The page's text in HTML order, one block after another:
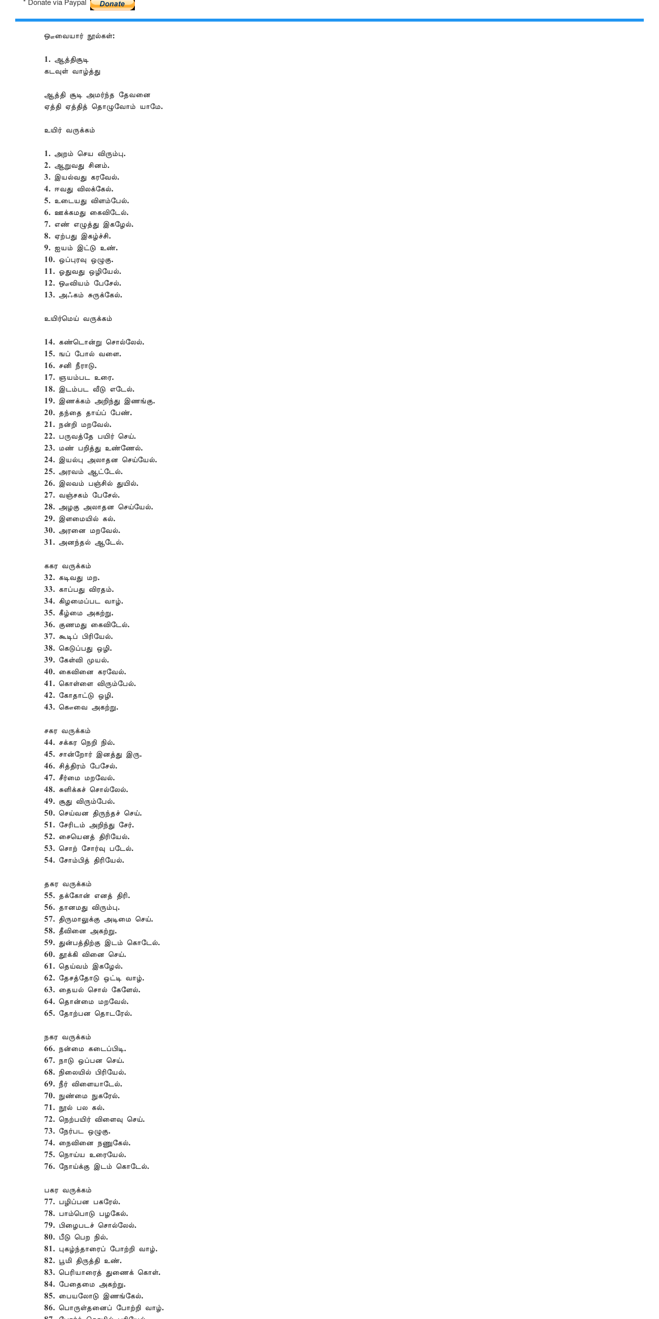
ஔவையார் நூல்கள்:
1. ஆத்திசூடி
கடவுள் வாழ்த்து
ஆத்தி சூடி அமர்ந்த தேவனை
ஏத்தி ஏத்தித் தொழுவோம் யாமே.
உயிர் வருக்கம்
1. அறம் செய விரும்பு.
2. ஆறுவது சினம்.
3. இயல்வது கரவேல்.
4. ஈவது விலக்கேல்.
5. உடையது விளம்பேல்.
6. ஊக்கமது கைவிடேல்.
7. எண் எழுத்து இகழேல்.
8. ஏற்பது இகழ்ச்சி.
9. ஐயம் இட்டு உண்.
10. ஒப்புரவு ஒழுகு.
11. ஓதுவது ஒழியேல்.
12. ஔவியம் பேசேல்.
13. அஃகம் சுருக்கேல்.
உயிர்மெய் வருக்கம்
14. கண்டொன்று சொல்லேல்.
15. ஙப் போல் வளை.
16. சனி நீராடு.
17. ஞயம்பட உரை.
18. இடம்பட வீடு எடேல்.
19. இணக்கம் அறிந்து இணங்கு.
20. தந்தை தாய்ப் பேண்.
21. நன்றி மறவேல்.
22. பருவத்தே பயிர் செய்.
23. மண் பறித்து உண்ணேல்.
24. இயல்பு அலாதன செய்யேல்.
25. அரவம் ஆட்டேல்.
26. இலவம் பஞ்சில் துயில்.
27. வஞ்சகம் பேசேல்.
28. அழகு அலாதன செய்யேல்.
29. இளமையில் கல்.
30. அரனை மறவேல்.
31. அனந்தல் ஆடேல்.
ககர வருக்கம்
32. கடிவது மற.
33. காப்பது விரதம்.
34. கிழமைப்பட வாழ்.
35. கீழ்மை அகற்று.
36. குணமது கைவிடேல்.
37. கூடிப் பிரியேல்.
38. கெடுப்பது ஒழி.
39. கேள்வி முயல்.
40. கைவினை கரவேல்.
41. கொள்ளை விரும்பேல்.
42. கோதாட்டு ஒழி.
43. கௌவை அகற்று.
சகர வருக்கம்
44. சக்கர நெறி நில்.
45. சான்றோர் இனத்து இரு.
46. சித்திரம் பேசேல்.
47. சீர்மை மறவேல்.
48. சுளிக்கச் சொல்லேல்.
49. சூது விரும்பேல்.
50. செய்வன திருந்தச் செய்.
51. சேரிடம் அறிந்து சேர்.
52. சையெனத் திரியேல்.
53. சொற் சோர்வு படேல்.
54. சோம்பித் திரியேல்.
தகர வருக்கம்
55. தக்கோன் எனத் திரி.
56. தானமது விரும்பு.
57. திருமாலுக்கு அடிமை செய்.
58. தீவினை அகற்று.
59. துன்பத்திற்கு இடம் கொடேல்.
60. தூக்கி வினை செய்.
61. தெய்வம் இகழேல்.
62. தேசத்தோடு ஒட்டி வாழ்.
63. தையல் சொல் கேளேல்.
64. தொன்மை மறவேல்.
65. தோற்பன தொடரேல்.
நகர வருக்கம்
66. நன்மை கடைப்பிடி.
67. நாடு ஒப்பன செய்.
68. நிலையில் பிரியேல்.
69. நீர் விளையாடேல்.
70. நுண்மை நுகரேல்.
71. நூல் பல கல்.
72. நெற்பயிர் விளைவு செய்.
73. நேர்பட ஒழுகு.
74. நைவினை நணுகேல்.
75. நொய்ய உரையேல்.
76. நோய்க்கு இடம் கொடேல்.
பகர வருக்கம்
77. பழிப்பன பகரேல்.
78. பாம்பொடு பழகேல்.
79. பிழைபடச் சொல்லேல்.
80. பீடு பெற நில்.
81. புகழ்ந்தாரைப் போற்றி வாழ்.
82. பூமி திருத்தி உண்.
83. பெரியாரைத் துணைக் கொள்.
84. பேதைமை அகற்று.
85. பையலோடு இணங்கேல்.
86. பொருள்தனைப் போற்றி வாழ்.